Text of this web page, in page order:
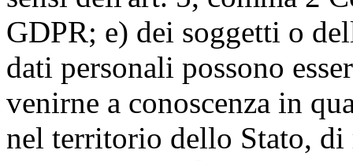
GDPR; e) dei soggetti o
dati personali possono
venirne a conoscenza in
nel territorio dello Stato,